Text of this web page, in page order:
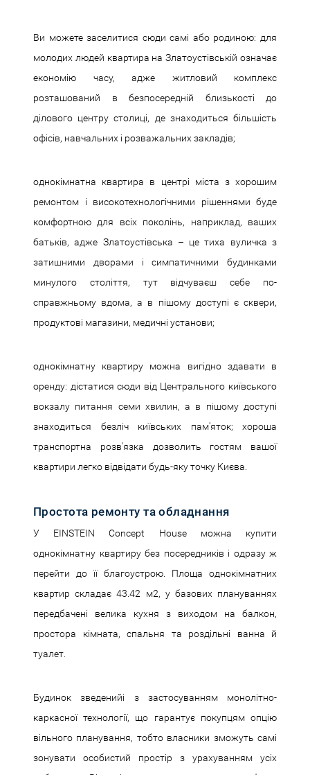
Ви можете заселитися сюди самі або родиною: для
молодих людей квартира на Златоустівській означає
економію часу, адже житловий комплекс
розташований в безпосередній близькості до
ділового центру столиці, де знаходиться більшість
офісів, навчальних і розважальних закладів;
однокімнатна квартира в центрі міста з хорошим
ремонтом і високотехнологічними рішеннями буде
комфортною для всіх поколінь, наприклад, ваших
батьків, адже Златоустівська – це тиха вуличка з
затишними дворами і симпатичними будинками
минулого століття, тут відчуваєш себе по-
справжньому вдома, а в пішому доступі є сквери,
продуктові магазини, медичні установи;
однокімнатну квартиру можна вигідно здавати в
оренду: дістатися сюди від Центрального київського
вокзалу питання семи хвилин, а в пішому доступі
знаходиться безліч київських пам'яток; хороша
транспортна розв'язка дозволить гостям вашої
квартири легко відвідати будь-яку точку Києва.
Простота ремонту та обладнання
У EINSTEIN Concept House можна купити
однокімнатну квартиру без посередників і одразу ж
перейти до її благоустрою. Площа однокімнатних
квартир складає 43.42 м2, у базових плануваннях
передбачені велика кухня з виходом на балкон,
простора кімната, спальня та роздільні ванна й
туалет.
Будинок зведенийі з застосуванням монолітно-
каркасної технології, що гарантує покупцям опцію
вільного планування, тобто власники зможуть самі
зонувати особистий простір з урахуванням усіх